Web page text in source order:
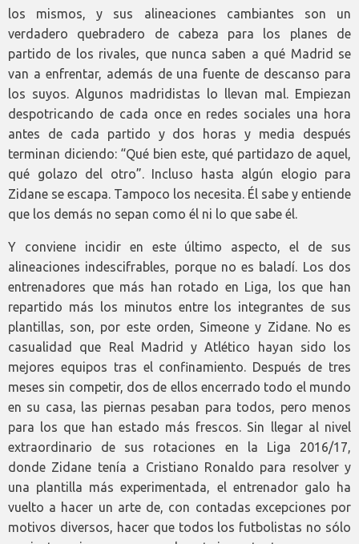
los mismos, y sus alineaciones cambiantes son un
verdadero quebradero de cabeza para los planes de
partido de los rivales, que nunca saben a qué Madrid se
van a enfrentar, además de una fuente de descanso para
los suyos. Algunos madridistas lo llevan mal. Empiezan
despotricando de cada once en redes sociales una hora
antes de cada partido y dos horas y media después
terminan diciendo: “Qué bien este, qué partidazo de aquel,
qué golazo del otro”. Incluso hasta algún elogio para
Zidane se escapa. Tampoco los necesita. Él sabe y entiende
que los demás no sepan como él ni lo que sabe él.
Y conviene incidir en este último aspecto, el de sus
alineaciones indescifrables, porque no es baladí. Los dos
entrenadores que más han rotado en Liga, los que han
repartido más los minutos entre los integrantes de sus
plantillas, son, por este orden, Simeone y Zidane. No es
casualidad que Real Madrid y Atlético hayan sido los
mejores equipos tras el confinamiento. Después de tres
meses sin competir, dos de ellos encerrado todo el mundo
en su casa, las piernas pesaban para todos, pero menos
para los que han estado más frescos. Sin llegar al nivel
extraordinario de sus rotaciones en la Liga 2016/17,
donde Zidane tenía a Cristiano Ronaldo para resolver y
una plantilla más experimentada, el entrenador galo ha
vuelto a hacer un arte de, con contadas excepciones por
motivos diversos, hacer que todos los futbolistas no sólo